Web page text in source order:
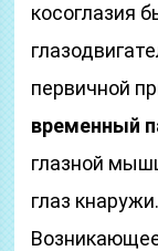
косоглазия
первичной
временный
глазной
глаз